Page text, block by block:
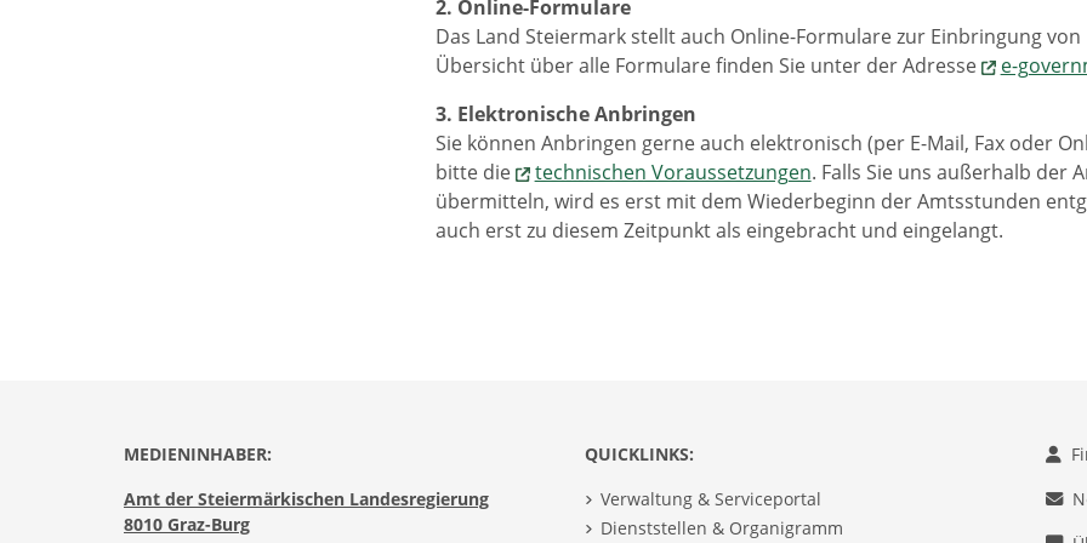
2. Online-Formulare
Das Land Steiermark stellt auch Online-Formulare zur Einbringung
Übersicht über alle Formulare finden Sie unter der Adresse
e-
3. Elektronische Anbringen
Sie können Anbringen gerne auch elektronisch (per E-Mail, Fax oder
bitte die
technischen Voraussetzungen. Falls Sie uns außerhalb der
übermitteln, wird es erst mit dem Wiederbeginn der Amtsstunden
auch erst zu diesem Zeitpunkt als eingebracht und eingelangt.
MEDIENINHABER:
Amt der Steiermärkischen Landesregierung
8010 Graz-Burg
QUICKLINKS:
Verwaltung & Serviceportal
Dienststellen & Organigramm